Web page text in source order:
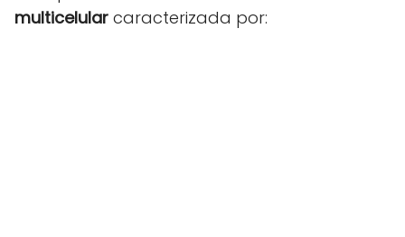
multicelular caracterizada por: